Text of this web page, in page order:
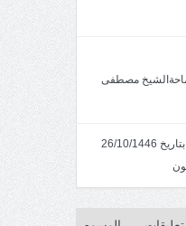
10/1446 سماحةالشيخ مصطفى
خطبة الجمعة٢- أمران مهمان.بتاريخ 26/10/1446